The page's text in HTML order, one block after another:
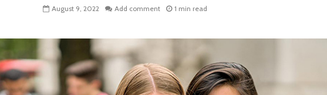
August 9, 2022 Add comment 1 min read
විවෘත විශ්වවිද්‍යාලයේ
පුස්තකාල හා තොරතුරු